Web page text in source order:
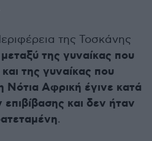
της Τοσκάνης
της γυναίκας που
της γυναίκας που
Αφρική έγινε κατά
και δεν ήταν
.